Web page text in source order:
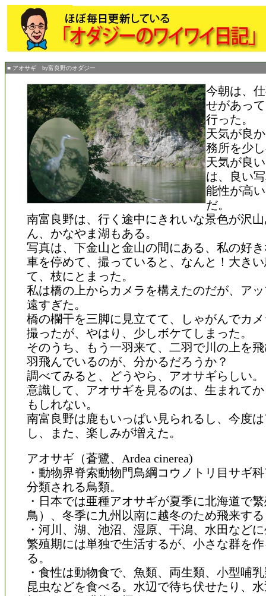
■ アオサギ by富良野のオダジー
今朝は、
せがあっ
行った。
天気が良
務所を少
天気が良
は、良い
能性が高
だ。
南富良野は、行く途中にきれいな景色が沢
ん、かなやま湖もある。
写真は、下金山と金山の間にある、私の好
車を停めて、撮っていると、なんと！大き
て、枝にとまった。
私は橋の上からカメラを構えたのだが、ア
遠すぎた。
橋の欄干を三脚に見立てて、しゃがんでカ
撮ったが、やはり、少しボケてしまった。
そのうち、もう一羽来て、二羽で川の上を
羽飛んでいるのが、分かるだろうか？
調べてみると、どうやら、アオサギらしい。
意識して、アオサギを見るのは、生まれて
もしれない。
南富良野は鹿もいっぱい見られるし、今度
し、また、楽しみが増えた。
アオサギ（蒼鷺、Ardea cinerea)
・動物界脊索動物門鳥綱コウノトリ目サギ
分類される鳥類。
・日本では亜種アオサギが夏季に北海道で
鳥）、冬季に九州以南に越冬のため飛来す
・河川、湖、池沼、湿原、干潟、水田など
繁殖期には単独で生活するが、小さな群を
る。
・食性は動物食で、魚類、両生類、小型哺
昆虫などを食べる。水辺で待ち伏せたり、